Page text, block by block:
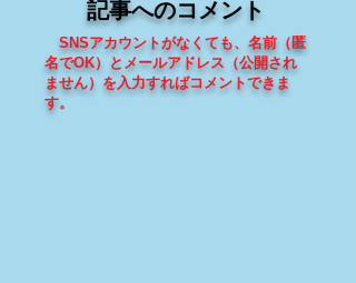
記事へのコメント
SNSアカウントがなくても、 名前（匿
名でOK）とメールアドレス（公開され
ません）を入力すればコメントできま
す。